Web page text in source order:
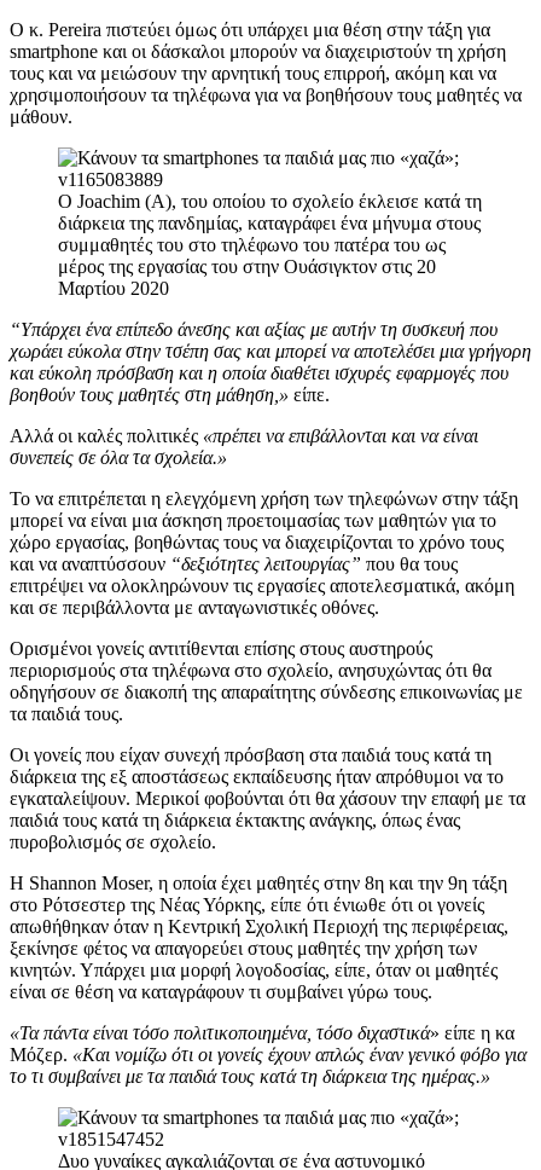
Ο κ. Pereira πιστεύει όμως ότι υπάρχει μια θέση στην τάξη για
smartphone και οι δάσκαλοι μπορούν να διαχειριστούν τη χρήση
τους και να μειώσουν την αρνητική τους επιρροή, ακόμη και να
χρησιμοποιήσουν τα τηλέφωνα για να βοηθήσουν τους μαθητές να
μάθουν.
Ο Joachim (Α), του οποίου το σχολείο έκλεισε κατά τη
διάρκεια της πανδημίας, καταγράφει ένα μήνυμα στους
συμμαθητές του στο τηλέφωνο του πατέρα του ως
μέρος της εργασίας του στην Ουάσιγκτον στις 20
Μαρτίου 2020
“Υπάρχει ένα επίπεδο άνεσης και αξίας με αυτήν τη συσκευή που
χωράει εύκολα στην τσέπη σας και μπορεί να αποτελέσει μια γρήγορη
και εύκολη πρόσβαση και η οποία διαθέτει ισχυρές εφαρμογές που
βοηθούν τους μαθητές στη μάθηση,» είπε.
Αλλά οι καλές πολιτικές «πρέπει να επιβάλλονται και να είναι
συνεπείς σε όλα τα σχολεία.»
Το να επιτρέπεται η ελεγχόμενη χρήση των τηλεφώνων στην τάξη
μπορεί να είναι μια άσκηση προετοιμασίας των μαθητών για το
χώρο εργασίας, βοηθώντας τους να διαχειρίζονται το χρόνο τους
και να αναπτύσσουν “δεξιότητες λειτουργίας” που θα τους
επιτρέψει να ολοκληρώνουν τις εργασίες αποτελεσματικά, ακόμη
και σε περιβάλλοντα με ανταγωνιστικές οθόνες.
Ορισμένοι γονείς αντιτίθενται επίσης στους αυστηρούς
περιορισμούς στα τηλέφωνα στο σχολείο, ανησυχώντας ότι θα
οδηγήσουν σε διακοπή της απαραίτητης σύνδεσης επικοινωνίας με
τα παιδιά τους.
Οι γονείς που είχαν συνεχή πρόσβαση στα παιδιά τους κατά τη
διάρκεια της εξ αποστάσεως εκπαίδευσης ήταν απρόθυμοι να το
εγκαταλείψουν. Μερικοί φοβούνται ότι θα χάσουν την επαφή με τα
παιδιά τους κατά τη διάρκεια έκτακτης ανάγκης, όπως ένας
πυροβολισμός σε σχολείο.
Η Shannon Moser, η οποία έχει μαθητές στην 8η και την 9η τάξη
στο Ρότσεστερ της Νέας Υόρκης, είπε ότι ένιωθε ότι οι γονείς
απωθήθηκαν όταν η Κεντρική Σχολική Περιοχή της περιφέρειας,
ξεκίνησε φέτος να απαγορεύει στους μαθητές την χρήση των
κινητών. Υπάρχει μια μορφή λογοδοσίας, είπε, όταν οι μαθητές
είναι σε θέση να καταγράφουν τι συμβαίνει γύρω τους.
«Τα πάντα είναι τόσο πολιτικοποιημένα, τόσο διχαστικά» είπε η κα
Μόζερ. «Και νομίζω ότι οι γονείς έχουν απλώς έναν γενικό φόβο για
το τι συμβαίνει με τα παιδιά τους κατά τη διάρκεια της ημέρας.»
Δυο γυναίκες αγκαλιάζονται σε ένα αστυνομικό